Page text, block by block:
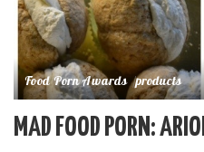
Food Porn Awards products
MAD FOOD PORN: